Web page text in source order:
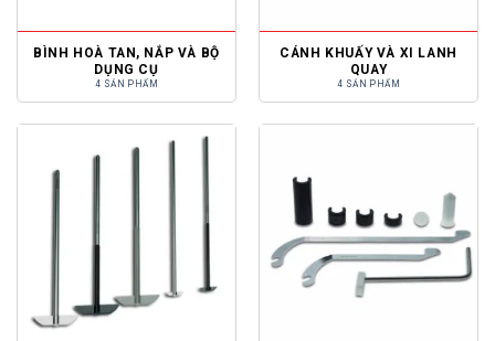
BÌNH HOÀ TAN, NẮP VÀ BỘ
DỤNG CỤ
4 SẢN PHẨM
CÁNH KHUẤY VÀ XI LANH
QUAY
4 SẢN PHẨM